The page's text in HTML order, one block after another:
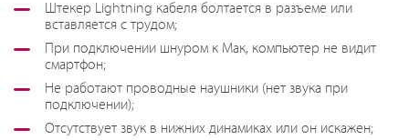
Штекер Lightning кабеля болтается в разъеме или
вставляется с трудом;
При подключении шнуром к Мак, компьютер не видит
смартфон;
Не работают проводные наушники (нет звука при
подключении);
Отсутствует звук в нижних динамиках или он искажен;